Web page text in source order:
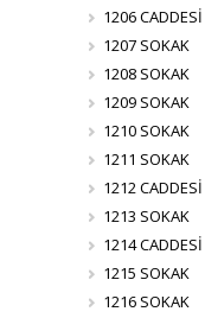
1206 CADDESİ
1207 SOKAK
1208 SOKAK
1209 SOKAK
1210 SOKAK
1211 SOKAK
1212 CADDESİ
1213 SOKAK
1214 CADDESİ
1215 SOKAK
1216 SOKAK